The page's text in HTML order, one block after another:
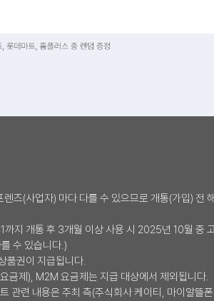
에 2만원의 3대 마트 상품권을 드려요.
렌즈(사업자) 마다 다를 수 있으므로 개통(가입) 전
지 개통 후 3개월 이상 사용 시 2025년 10월 중
수 있습니다.)
품권이 지급됩니다.
금제), M2M 요금제는 지급 대상에서 제외됩니다.
관련 내용은 주최 측(주식회사 케이티, 마이알뜰